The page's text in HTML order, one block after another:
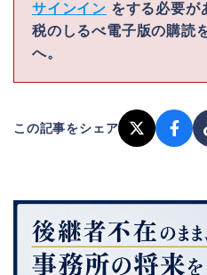
サインイン をする必要が
税のしるべ電子版の購読
へ。
この記事をシェア